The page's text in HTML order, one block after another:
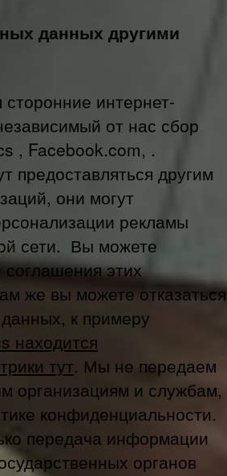
данных другими
интернет-
от нас сбор
, Facebook.com, .
предоставляться другим
они могут
рекламы
сети. Вы можете
соглашения этих
же вы можете отказаться
к примеру
находится
тут. Мы не передаем
организациям и службам,
конфиденциальности.
передача информации
органов